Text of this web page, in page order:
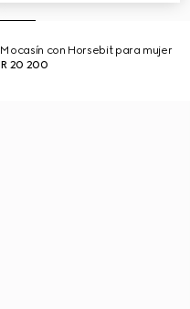
Mocasín con Horsebit para mujer
R 20 200